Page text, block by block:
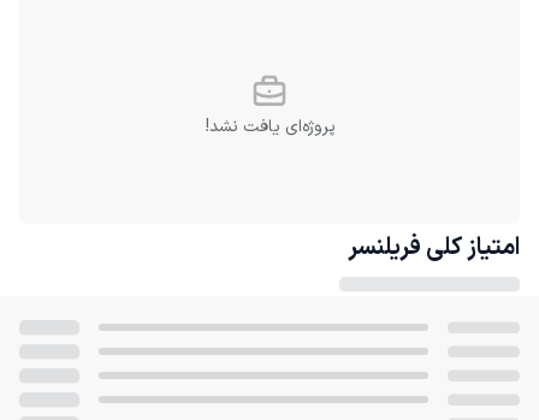
پروژه‌ای یافت نشد!
امتیاز کلی فریلنسر